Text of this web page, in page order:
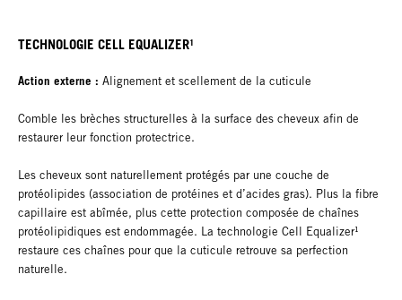
TECHNOLOGIE CELL EQUALIZER¹
Action externe : Alignement et scellement de la cuticule
Comble les brèches structurelles à la surface des cheveux afin de
restaurer leur fonction protectrice.
Les cheveux sont naturellement protégés par une couche de
protéolipides (association de protéines et d’acides gras). Plus la fibre
capillaire est abîmée, plus cette protection composée de chaînes
protéolipidiques est endommagée. La technologie Cell Equalizer¹
restaure ces chaînes pour que la cuticule retrouve sa perfection
naturelle.